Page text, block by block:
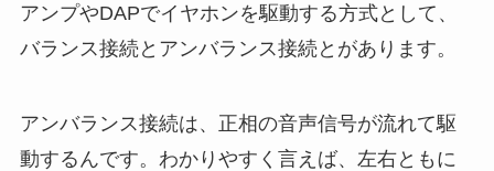
アンプやDAPでイヤホンを駆動する方式として、
バランス接続とアンバランス接続とがあります。
アンバランス接続は、正相の音声信号が流れて駆
動するんです。 わかりやすく言えば、左右ともに